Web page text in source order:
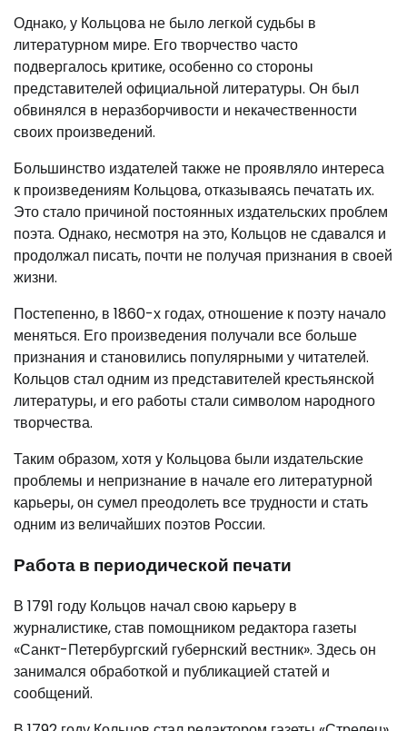
Однако, у Кольцова не было легкой судьбы в
литературном мире. Его творчество часто
подвергалось критике, особенно со стороны
представителей официальной литературы. Он был
обвинялся в неразборчивости и некачественности
своих произведений.
Большинство издателей также не проявляло интереса
к произведениям Кольцова, отказываясь печатать их.
Это стало причиной постоянных издательских проблем
поэта. Однако, несмотря на это, Кольцов не сдавался и
продолжал писать, почти не получая признания в своей
жизни.
Постепенно, в 1860-х годах, отношение к поэту начало
меняться. Его произведения получали все больше
признания и становились популярными у читателей.
Кольцов стал одним из представителей крестьянской
литературы, и его работы стали символом народного
творчества.
Таким образом, хотя у Кольцова были издательские
проблемы и непризнание в начале его литературной
карьеры, он сумел преодолеть все трудности и стать
одним из величайших поэтов России.
Работа в периодической печати
В 1791 году Кольцов начал свою карьеру в
журналистике, став помощником редактора газеты
«Санкт-Петербургский губернский вестник». Здесь он
занимался обработкой и публикацией статей и
сообщений.